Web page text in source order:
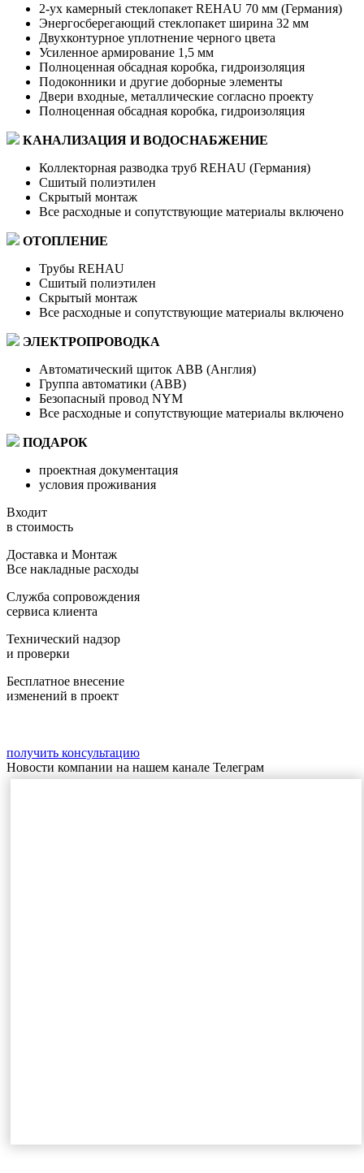
2-ух камерный стеклопакет REHAU 70 мм (Германия)
Энергосберегающий стеклопакет ширина 32 мм
Двухконтурное уплотнение черного цвета
Усиленное армирование 1,5 мм
Полноценная обсадная коробка, гидроизоляция
Подоконники и другие доборные элементы
Двери входные, металлические согласно проекту
Полноценная обсадная коробка, гидроизоляция
КАНАЛИЗАЦИЯ И ВОДОСНАБЖЕНИЕ
Коллекторная разводка труб REHAU (Германия)
Сшитый полиэтилен
Скрытый монтаж
Все расходные и сопутствующие материалы включено
ОТОПЛЕНИЕ
Трубы REHAU
Сшитый полиэтилен
Скрытый монтаж
Все расходные и сопутствующие материалы включено
ЭЛЕКТРОПРОВОДКА
Автоматический щиток ABB (Англия)
Группа автоматики (ABB)
Безопасный провод NYM
Все расходные и сопутствующие материалы включено
ПОДАРОК
проектная документация
условия проживания
Входит
в стоимость
Доставка и Монтаж
Все накладные расходы
Служба сопровождения
сервиса клиента
Технический надзор
и проверки
Бесплатное внесение
изменений в проект
получить консультацию
Новости компании на нашем канале Телеграм